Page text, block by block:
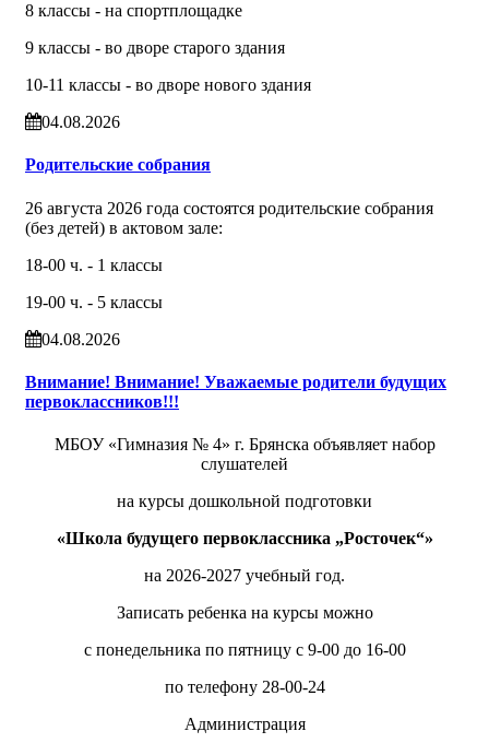
8 классы - на спортплощадке
9 классы - во дворе старого здания
10-11 классы - во дворе нового здания
04.08.2026
Родительские собрания
26 августа 2026 года состоятся родительские собрания
(без детей) в актовом зале:
18-00 ч. - 1 классы
19-00 ч. - 5 классы
04.08.2026
Внимание! Внимание! Уважаемые родители будущих
первоклассников!!!
МБОУ «Гимназия № 4» г. Брянска объявляет набор
слушателей
на курсы дошкольной подготовки
«Школа будущего первоклассника „Росточек“»
на 2026-2027 учебный год.
Записать ребенка на курсы можно
с понедельника по пятницу с 9-00 до 16-00
по телефону 28-00-24
Администрация